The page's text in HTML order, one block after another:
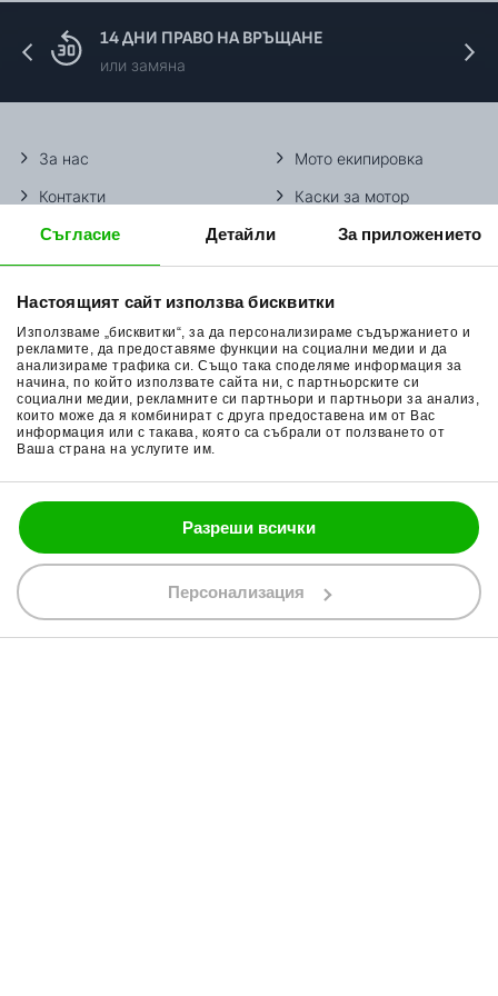
Съгласие Детайли За приложението
Настоящият сайт използва бисквитки
Използваме „бисквитки“, за да персонализираме съдържанието и
рекламите, да предоставяме функции на социални медии и да
анализираме трафика си. Също така споделяме информация за
начина, по който използвате сайта ни, с партньорските си
социални медии, рекламните си партньори и партньори за анализ,
които може да я комбинират с друга предоставена им от Вас
информация или с такава, която са събрали от ползването от
Ваша страна на услугите им.
Разреши всички
Персонализация
14 ДНИ ПРАВО НА ВРЪЩАНЕ
или замяна
За нас
Контакти
Методи доставка
Начини плащане
Връщане на стока
Общи условия
Поверителност
Политика за бисквитки
Мото екипировка
Каски за мотор
Ботуши за мотор
Гуми за мотор
Очила за мотор
Раници за мотор
Ръкавици за мотор
Части за мотор
088 200 7002
shop@bobimx.com